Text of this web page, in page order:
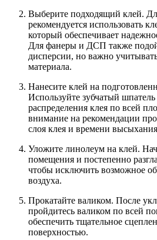
Выберите подходящий клей.
рекомендуется использовать
который обеспечивает
Для фанеры и ДСП также
дисперсии, но важно
материала.
Нанесите клей на
Используйте зубчатый
распределения клея по всей
внимание на рекомендации
слоя клея и времени
Уложите линолеум на клей.
помещения и постепенно
чтобы исключить возможное
воздуха.
Прокатайте валиком. После
пройдитесь валиком по всей
обеспечить тщательное
поверхностью.